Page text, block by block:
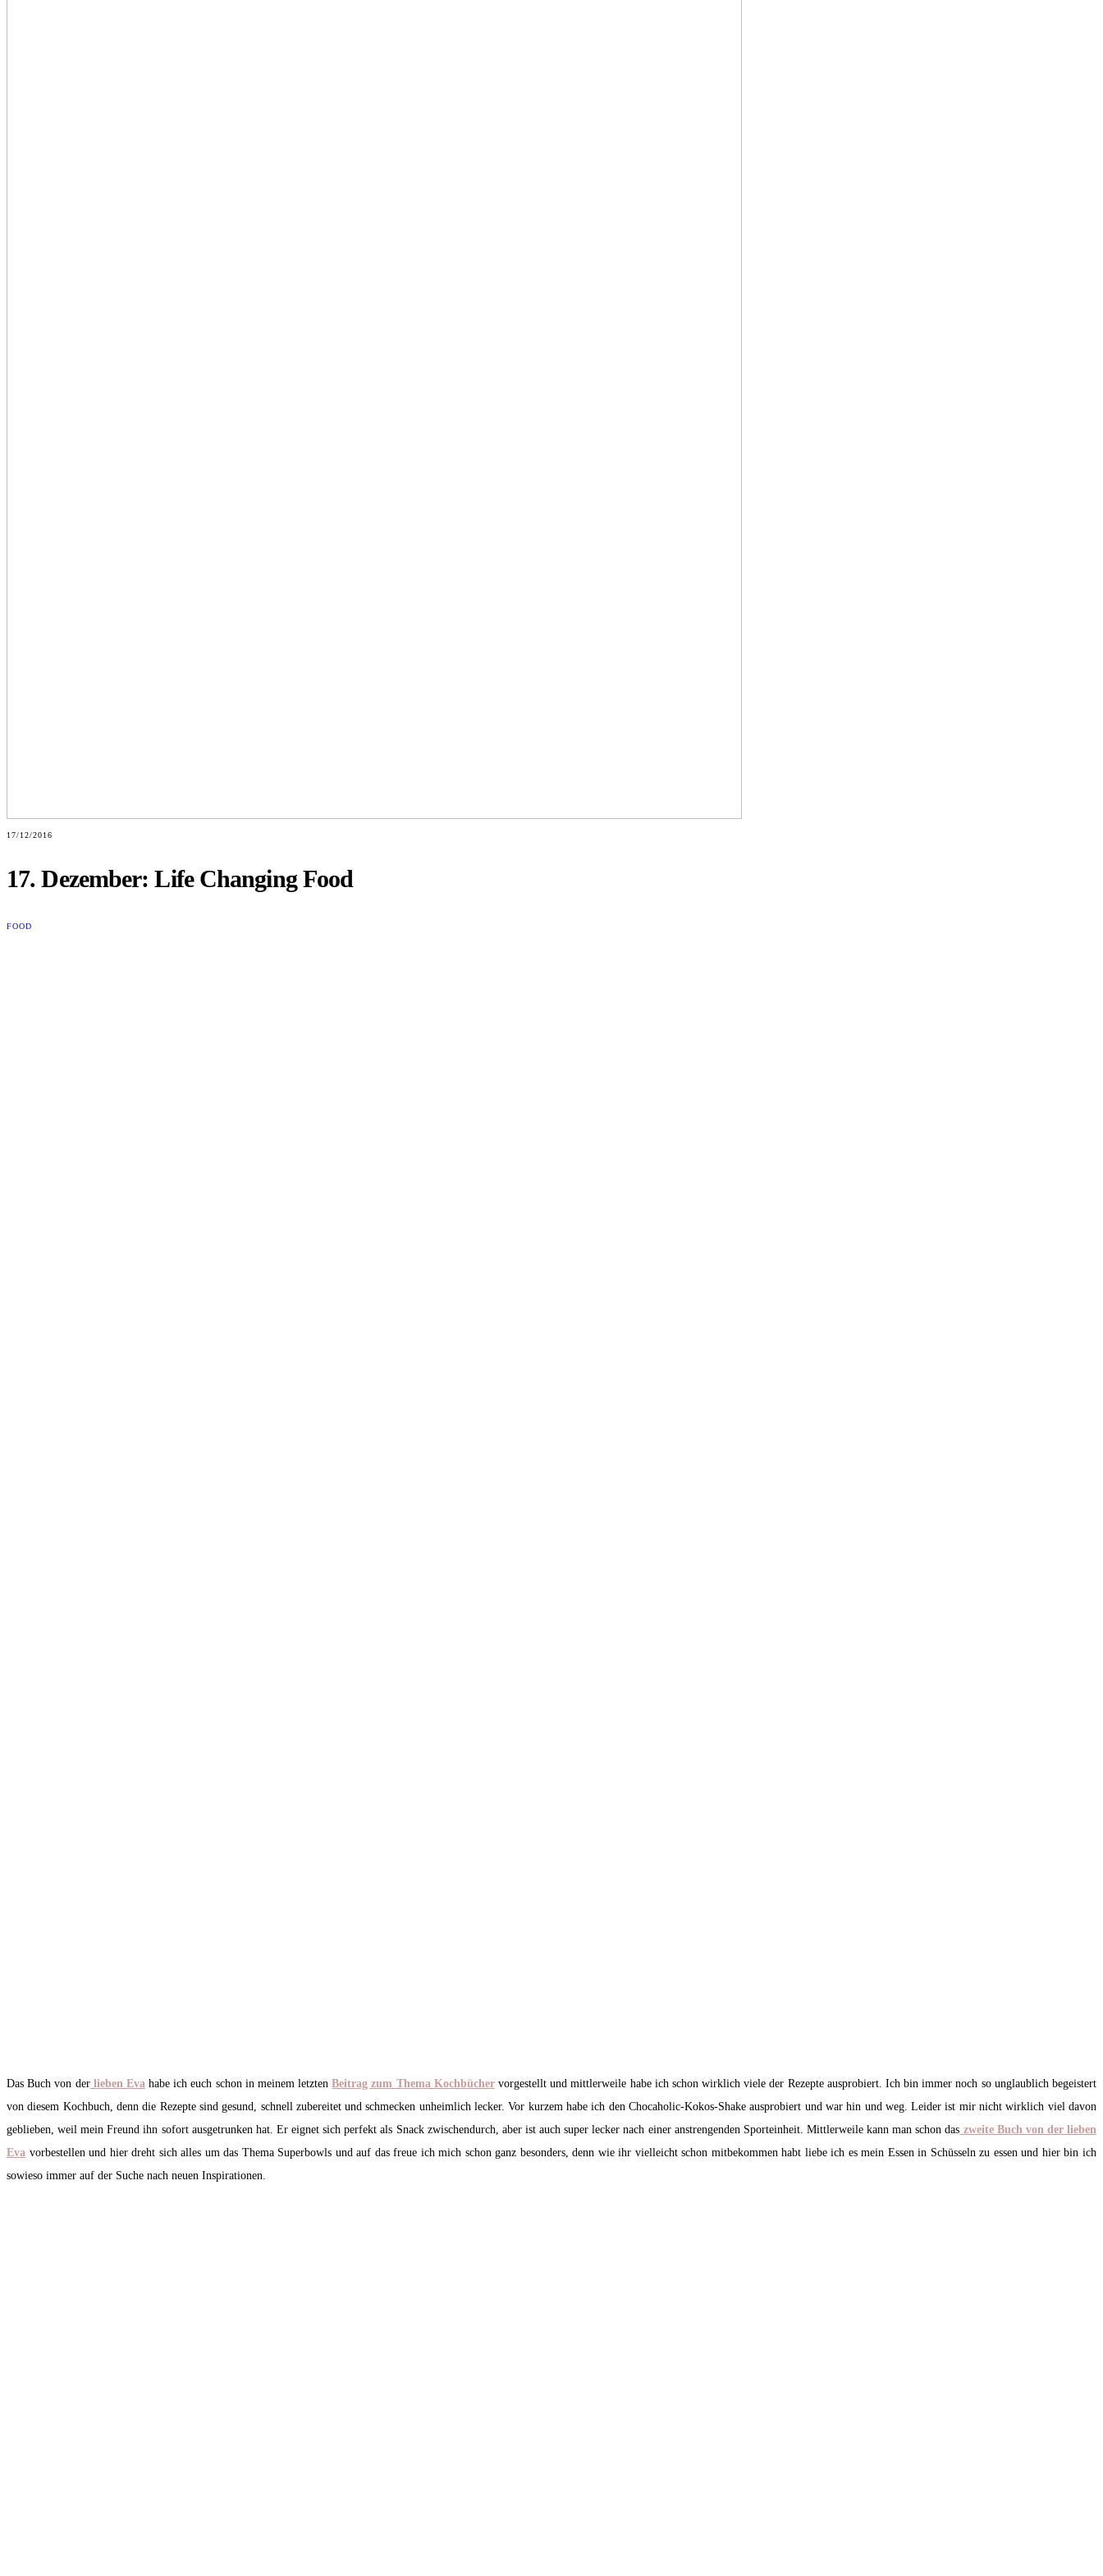
17/12/2016
17. Dezember: Life Changing Food
FOOD
Das Buch von derlieben Evahabe ich euch schon in meinem letztenBeitrag zum Thema Kochbüchervorgestellt und mittlerweile habe ich schon wirklich viele der Rezepte ausprobiert. Ich bin immer noch so unglaublich begeistert
von diesem Kochbuch, denn die Rezepte sind gesund, schnell zubereitet und schmecken unheimlich lecker. Vor kurzem habe ich den Chocaholic-Kokos-Shake ausprobiert und war hin und weg. Leider ist mir nicht wirklich viel davon
geblieben, weil mein Freund ihn sofort ausgetrunken hat. Er eignet sich perfekt als Snack zwischendurch, aber ist auch super lecker nach einer anstrengenden Sporteinheit. Mittlerweile kann man schon das zweite Buch von der lieben
Eva vorbestellen und hier dreht sich alles um das Thema Superbowls und auf das freue ich mich schon ganz besonders, denn wie ihr vielleicht schon mitbekommen habt liebe ich es mein Essen in Schüsseln zu essen und hier bin ich
sowieso immer auf der Suche nach neuen Inspirationen.